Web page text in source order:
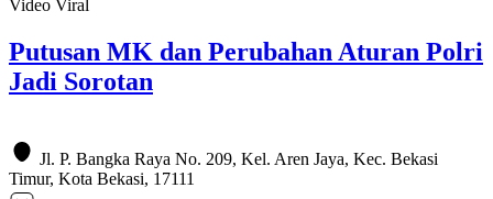
Video Viral
Putusan MK dan Perubahan Aturan Polri
Jadi Sorotan
Jl. P. Bangka Raya No. 209, Kel. Aren Jaya, Kec. Bekasi
Timur, Kota Bekasi, 17111